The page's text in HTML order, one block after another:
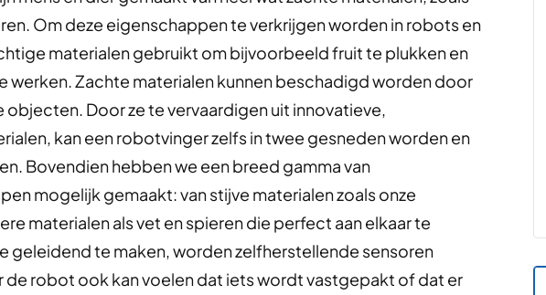
Om deze eigenschappen te verkrijgen worden in robots en
materialen gebruikt om bijvoorbeeld fruit te plukken en
werken. Zachte materialen kunnen beschadigd worden door
Door ze te vervaardigen uit innovatieve,
kan een robotvinger zelfs in twee gesneden worden en
Bovendien hebben we een breed gamma van
mogelijk gemaakt: van stijve materialen zoals onze
materialen als vet en spieren die perfect aan elkaar te
geleidend te maken, worden zelfherstellende sensoren
robot ook kan voelen dat iets wordt vastgepakt of dat er